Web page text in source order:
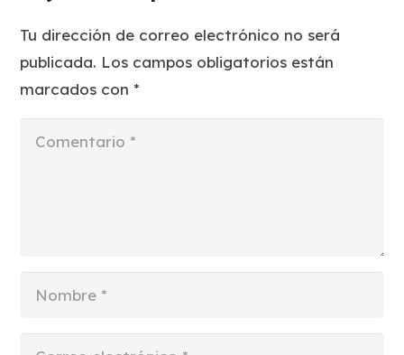
Tu dirección de correo electrónico no será
publicada. Los campos obligatorios están
marcados con*